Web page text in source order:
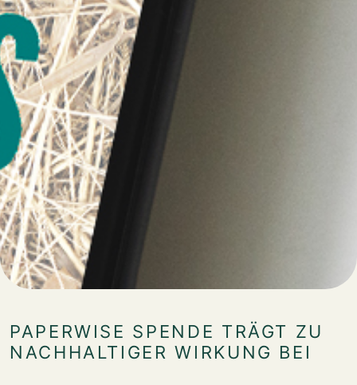
PAPERWISE SPENDE TRÄGT ZU
NACHHALTIGER WIRKUNG BEI